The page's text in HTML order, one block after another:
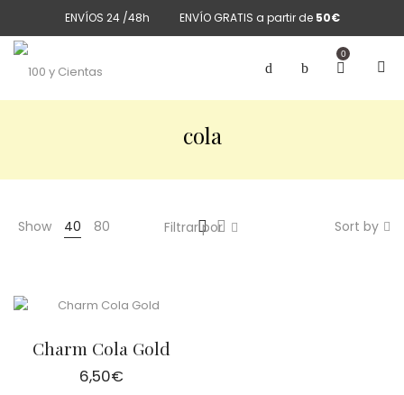
ENVÍOS 24 /48h ENVÍO GRATIS a partir de 50€
0
cola
Show 40 80 Sort by
Filtrar por
Charm Cola Gold
6,50€